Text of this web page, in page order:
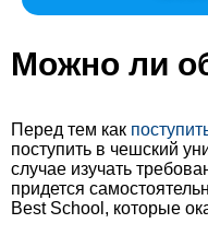
Можно ли
Перед тем как
поступить в чешский
случае изучать
придется
Best School, которые